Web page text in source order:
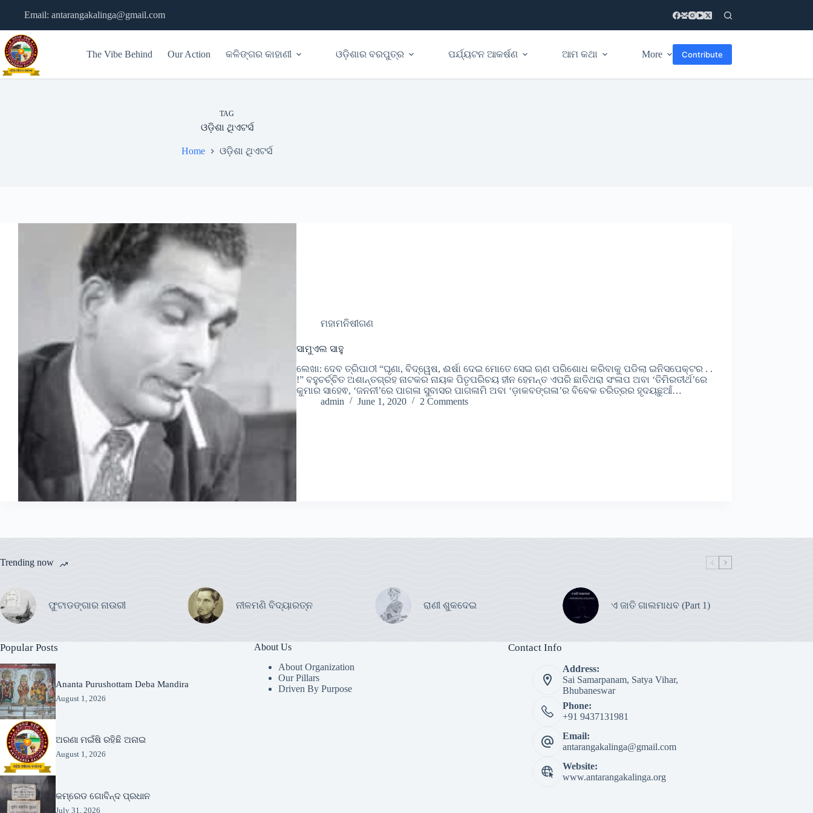
Email: antarangakalinga@gmail.com
The Vibe Behind Our Action କଳିଙ୍ଗର କାହାଣୀ ଓଡ଼ିଶାର ବରପୁତ୍ର ପର୍ଯ୍ୟଟନ ଆକର୍ଷଣ ଆମ କଥା More Contribute
TAG
ଓଡ଼ିଶା ଥିଏଟର୍ସ
Home ଓଡ଼ିଶା ଥିଏଟର୍ସ
ମହାମନିଷୀଗଣ
ସାମୁଏଲ ସାହୁ
ଲେଖା: ଦେବ ତ୍ରିପାଠୀ “ଘୃଣା, ବିଦ୍ୱେଷ, ଈର୍ଷା ଦେଇ ମୋତେ ସେଇ ଋଣ ପରିଶୋଧ କରିବାକୁ ପଡିଲା ଇନିସପେକ୍ଟର . .
!” ବହୁଚର୍ଚ୍ଚିତ ଅଶାନ୍ତଗ୍ରହ ନାଟକର ନାୟକ ପିତୃପରିଚୟ ହୀନ ହେମନ୍ତ ଏପରି ଛାତିଥରା ସଂଳାପ ଅବା ‘ତିମିରତୀର୍ଥ’ରେ
କୁମାର ସାହେଵ, ‘ଜନନୀ’ରେ ପାଗଳା ସୁବାସର ପାଗଳାମି ଅବା ‘ଡ଼ାକବଙ୍ଗଳା’ର ବିବେକ ଚରିତ୍ରର ହୃଦୟଛୁଆଁ…
admin
June 1, 2020 2 Comments
Trending now
ଫୁଟାଡଙ୍ଗାର ନାଉରୀ ନୀଳମଣି ବିଦ୍ୟାରତ୍ନ ରାଣୀ ଶୁକଦେଇ ଏ ଜାତି ଗାଲମାଧବ (Part 1)
Popular Posts
Ananta Purushottam Deba Mandira
August 1, 2026
ଅରଣା ମଇଁଷି ରହିଛି ଅନାଇ
August 1, 2026
କମ୍ରେଡ ଗୋବିନ୍ଦ ପ୍ରଧାନ
July 31, 2026
About Us
About Organization
Our Pillars
Driven By Purpose​
Contact Info
Address:
Sai Samarpanam, Satya Vihar,
Bhubaneswar
Phone:
+91 9437131981
Email:
antarangakalinga@gmail.com
Website:
www.antarangakalinga.org